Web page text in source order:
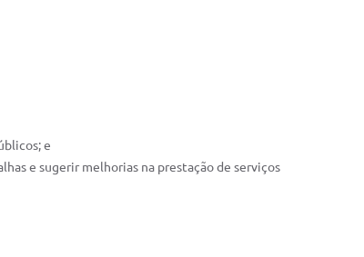
e
e sugerir melhorias na prestação de serviços